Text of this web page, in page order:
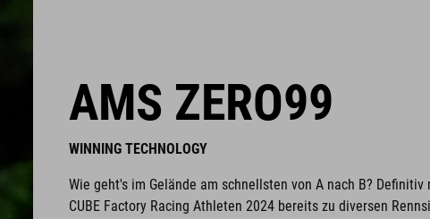
AMS ZERO99
WINNING TECHNOLOGY
Wie geht's im Gelände am schnellsten von A nach B? Definitiv
CUBE Factory Racing Athleten 2024 bereits zu diversen